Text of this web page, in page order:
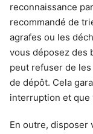
reconnaissance
recommandé de
agrafes ou les
vous déposez des
peut refuser de
de dépôt. Cela
interruption et que
En outre, disposer